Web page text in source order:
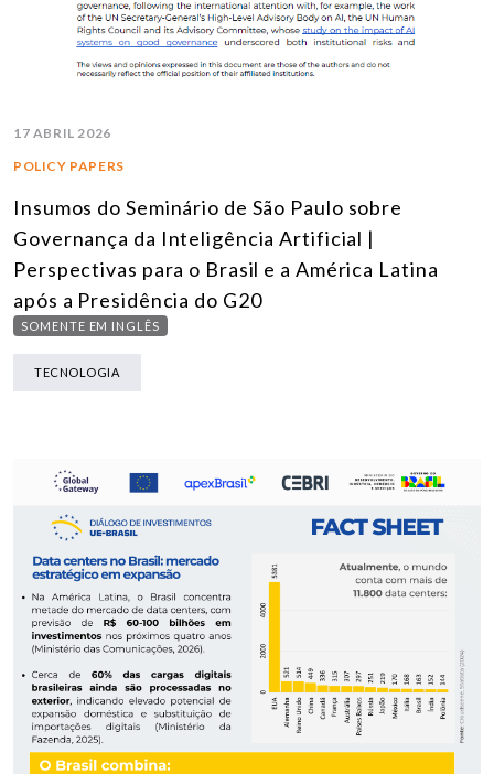
17 ABRIL 2026
POLICY PAPERS
Insumos do Seminário de São Paulo sobre
Governança da Inteligência Artificial |
Perspectivas para o Brasil e a América Latina
após a Presidência do G20
SOMENTE EM INGLÊS
TECNOLOGIA